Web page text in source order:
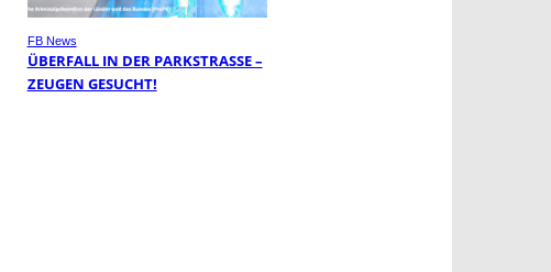
FB News
ÜBERFALL IN DER PARKSTRASSE – Z
EUGEN GESUCHT!